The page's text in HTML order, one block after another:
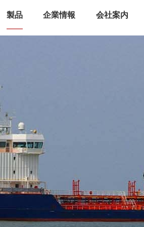
製品 企業情報 会社案内